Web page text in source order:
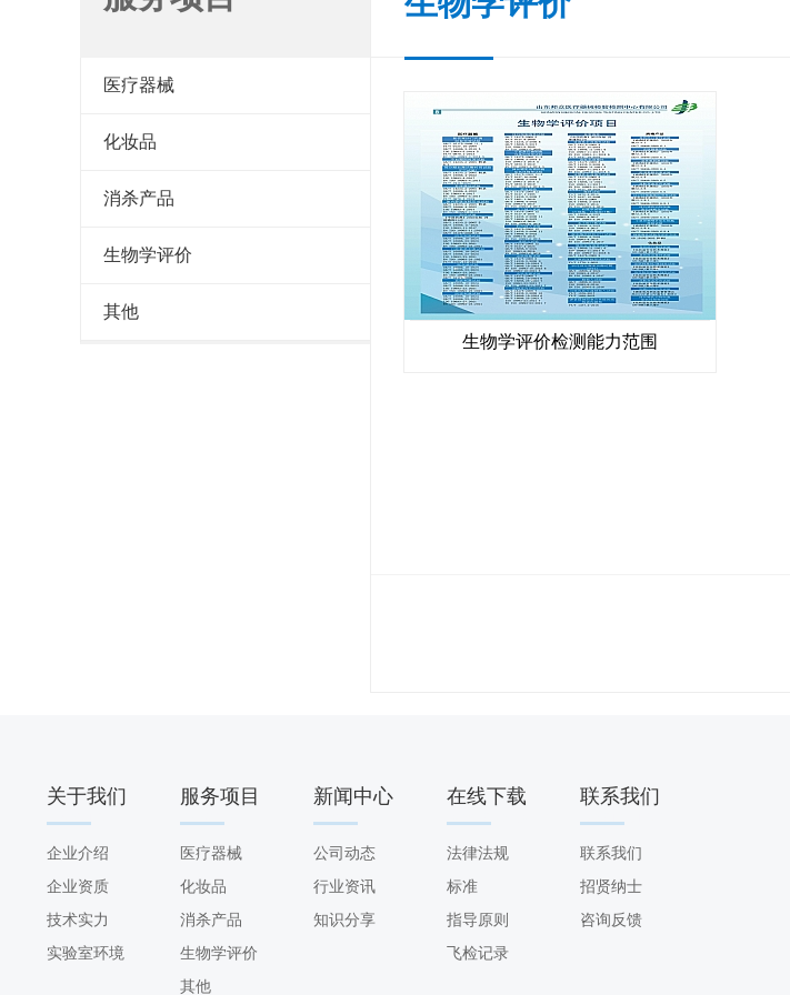
医疗器械
化妆品
消杀产品
生物学评价
其他
生物学评价检测能力范围
关于我们
ABOUT US
企业介绍
企业资质
技术实力
实验室环境
服务项目
SERVICE
医疗器械
化妆品
消杀产品
生物学评价
其他
新闻中心
NEWS
公司动态
行业资讯
知识分享
在线下载
DOWNLOAD
法律法规
标准
指导原则
飞检记录
联系我们
CONTACT US
联系我们
招贤纳士
咨询反馈